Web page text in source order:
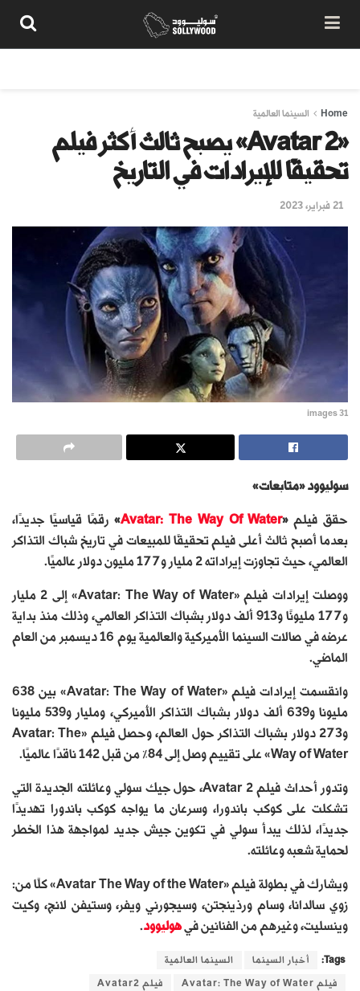
Home السينما العالمية
«Avatar 2» يصبح ثالث أكثر فيلم
تحقيقًا للإيرادات في التاريخ
21 فبراير، 2023
images 31
سوليوود «متابعات»
حقق فيلم«
Avatar: The Way Of Water
»رقمًا قياسيًا جديدًا،
بعدما أصبح ثالث أعلى فيلم تحقيقًا للمبيعات في تاريخ شباك التذاكر
العالمي، حيث تجاوزت إيراداته 2 مليار و177 مليون دولار عالميًا.
ووصلت إيرادات فيلم «Avatar: The Way of Water» إلى 2 مليار
و177 مليونًا و913 ألف دولار بشباك التذاكر العالمي، وذلك منذ بداية
عرضه في صالات السينما الأميركية والعالمية يوم 16 ديسمبر من العام
الماضي.
وانقسمت إيرادات فيلم «Avatar: The Way of Water» بين 638
مليونا و639 ألف دولار بشباك التذاكر الأميركي، ومليار و539 مليونا
و273 دولار بشباك التذاكر حول العالم، وحصل فيلم «Avatar: The
Way of Water» على تقييم وصل إلى 84% من قبل 142 ناقدًا عالميًا.
وتدور أحداث فيلم Avatar 2، حول جيك سولي وعائلته الجديدة التي
تشكلت على كوكب باندورا، وسرعان ما يواجه كوكب باندورا تهديدًا
جديدًا، لذلك يبدأ سولي في تكوين جيش جديد لمواجهة هذا الخطر
لحماية شعبه وعائلته.
ويشارك في بطولة فيلم «Avatar The Way of the Water» كلًا من:
زوي سالدانا، وسام ورذينجتن، وسيجورني ويفر، وستيفن لانج، وكيت
وينسليت، وغيرهم من الفنانين فيهوليوود.
Tags: أخبار السينما السينما العالمية
فيلم Avatar: The Way of Water فيلم Avatar2